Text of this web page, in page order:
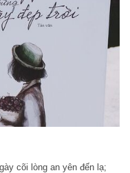
cõi lòng an yên đến lạ;